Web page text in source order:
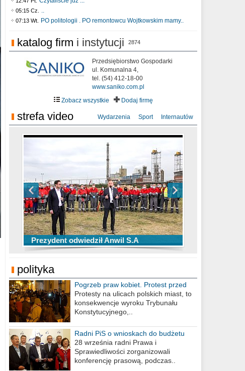
05:15 Cz. ..
07:13 Wt. PO politologii . PO remontowcu Wojtkowskim mamy..
katalog firm i instytucji 2874
Przedsiębiorstwo Gospodarki
ul. Komunalna 4,
tel. (54) 412-18-00
www.saniko.com.pl
Zobacz wszystkie
Dodaj firmę
strefa video Wydarzenia Sport Internautów
Prezydent odwiedził Anwil S.A
TOP 10 przechwytów Anwilu Włocławek
w EBL w sezonie 2019/2020
TOP 5 rzutów Anwilu Włocławek w BCL
w sezonie 2019/2020
Ni To Ponk - W oczach mamy strach
sixf33t .Last Year DRONE FOOTAGE
Włocławek
XXIII Sesja Rady Miasta Włocławek VIII
kadencji w dniu 09.06.2020 r.
polityka
Pogrzeb praw kobiet. Protest przed
biurem poselskim PiS
Protesty na ulicach polskich miast, to
konsekwencje wyroku Trybunału
Konstytucyjnego,..
Radni PiS o wnioskach do budżetu
miasta na 2021 rok
28 września radni Prawa i
Sprawiedliwości zorganizowali
konferencję prasową, podczas..